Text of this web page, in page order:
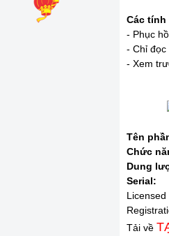
Các tính
- Phục
- Chỉ đọc
- Xem
Tên
Chức
Dung
Serial:
Tải về